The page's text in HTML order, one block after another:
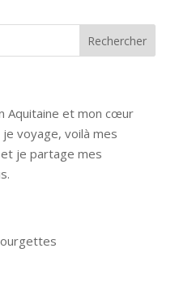
Aquitaine et mon cœur
voyage, voilà mes
je partage mes